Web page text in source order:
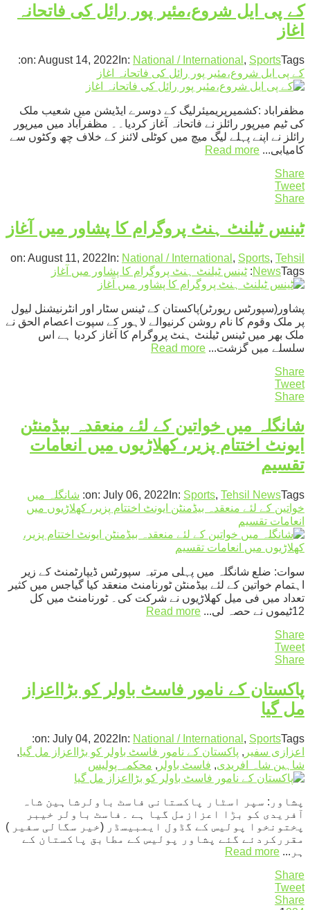
کے پی ایل شروع،مئیر پور رائل کی فاتحانہ
اغاز
on: August 14, 2022 In: National / International , SportsTags:
کے پی ایل شروع،مئیر پور رائل کی فاتحانہ اغاز
مظفراباد :کشمیرپریمیئرلیگ کے دوسرے ایڈیشن میں شعیب ملک
کی ٹیم میرپور رائلز نے فاتحانہ آغاز کردیا۔۔ مظفرآباد میں میرپور
رائلز نے اپنے پہلے لیگ میچ میں کوٹلی لائنز کے خلاف چھ وکٹوں سے
کامیابی... Read more
Share
Tweet
Share
ٹینس ٹیلنٹ ہنٹ پروگرام کا پشاور میں آغاز
on: August 11, 2022 In: National / International , Sports, Tehsil
NewsTags: ٹینس ٹیلنٹ ہنٹ پروگرام کا پشاور میں آغاز
پشاور(سپورٹس رپورٹر)پاکستان کے ٹینس سٹار اور انٹرنیشنل لیول
پر ملک وقوم کا نام روشن کرنیوالے لاہور کے سپوت اعصام الحق نے
ملک بھر میں ٹینس ٹیلنٹ ہنٹ پروگرام کا آغاز کردیا ہے اس
سلسلے میں گزشت... Read more
Share
Tweet
Share
شانگلہ میں خواتین کے لئے منعقدہ بیڈمنٹن
ایونٹ اختتام پزیر، کھلاڑیوں میں انعامات
تقسیم
on: July 06, 2022 In: Sports, Tehsil NewsTags:
شانگلہ میں
خواتین کے لئے منعقدہ بیڈمنٹن ایونٹ اختتام پزیر، کھلاڑیوں میں
انعامات تقسیم
سوات: ضلع شانگلہ میں پہلی مرتبہ سپورٹس ڈیپارٹمنٹ کے زیر
اہتمام خواتین کے لئے بیڈمنٹن ٹورنامنٹ منعقد کیا گیاجس میں کثیر
تعداد میں فی میل کھلاڑیوں نے شرکت کی۔ ٹورنامنٹ میں کل
12ٹیموں نے حصہ لی...
Read more
Share
Tweet
Share
پاکستان کے نامور فاسٹ باولر کو بڑااعزاز
مل گیا
on: July 04, 2022 In: National / International , SportsTags:
اعزازی سفیر , پاکستان کے نامور فاسٹ باولر کو بڑااعزاز مل گیا,
شاہین شاہ افریدی, فاسٹ باولر , محکمہ پولیس
پشاور: سپر اسٹار پاکستانی فاسٹ باولرشاہین شاہ
آفریدی کو بڑا اعزازمل گیا ہے ۔فاسٹ باولر خیبر
پختونخوا پولیس کے گڈول ایمبیسڈر (خیر سگالی سفیر )
مقررکردئے گئے پشاور پولیس کے مطابق پاکستان کے
ہر... Read more
Share
Tweet
Share